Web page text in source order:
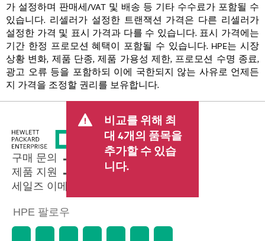
가 설정하며 판매세/VAT 및 배송 등 기타 수수료가 포함될 수
있습니다. 리셀러가 설정한 트랜잭션 가격은 다른 리셀러가
설정한 가격 및 표시 가격과 다를 수 있습니다. 표시 가격에는
기간 한정 프로모션 혜택이 포함될 수 있습니다. HPE는 시장
상황 변화, 제품 단종, 제품 가용성 제한, 프로모션 수명 종료,
광고 오류 등을 포함하되 이에 국한되지 않는 사유로 언제든
지 가격을 조정할 권리를 보유합니다.
비교를 위해 최
대 4개의 품목을
추가할 수 있습
니다.
구매 문의
제품 지원
세일즈 이메일 보내기
HPE 팔로우